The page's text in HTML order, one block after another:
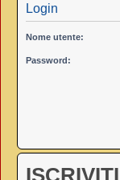
Login
Nome utente:
Password:
ISCRIVITI